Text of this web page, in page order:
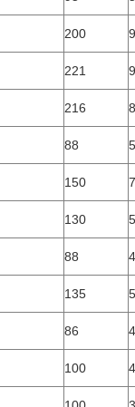
200
221
216
88
150
130
88
135
86
100